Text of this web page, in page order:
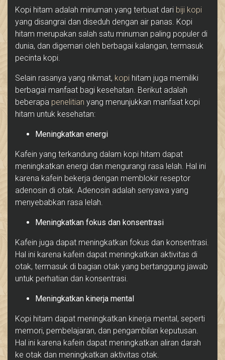
Kopi hitam adalah minuman yang terbuat dari biji kopi
yang disangrai dan diseduh dengan air panas. Kopi
hitam merupakan salah satu minuman paling populer di
dunia, dan digemari oleh berbagai kalangan, termasuk
pecinta kopi.
Selain rasanya yang nikmat, kopi hitam juga memiliki
berbagai manfaat bagi kesehatan. Berikut adalah
beberapa penelitian yang menunjukkan manfaat kopi
hitam untuk kesehatan:
Meningkatkan energi
Kafein yang terkandung dalam kopi hitam dapat
meningkatkan energi dan mengurangi rasa lelah. Hal ini
karena kafein bekerja dengan memblokir reseptor
adenosin di otak. Adenosin adalah senyawa yang
menyebabkan rasa lelah.
Meningkatkan fokus dan konsentrasi
Kafein juga dapat meningkatkan fokus dan konsentrasi.
Hal ini karena kafein dapat meningkatkan aktivitas di
otak, termasuk di bagian otak yang bertanggung jawab
untuk perhatian dan konsentrasi.
Meningkatkan kinerja mental
Kopi hitam dapat meningkatkan kinerja mental, seperti
memori, pembelajaran, dan pengambilan keputusan.
Hal ini karena kafein dapat meningkatkan aliran darah
ke otak dan meningkatkan aktivitas otak.